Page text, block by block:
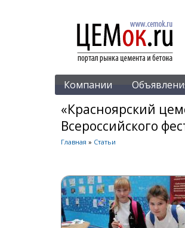
Компании
«Красноярский
Всероссийского
Главная » Статьи